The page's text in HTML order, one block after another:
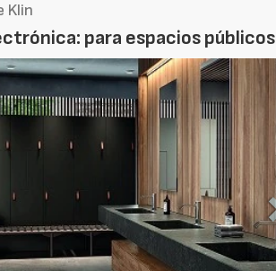
Klin
para espacios públicos